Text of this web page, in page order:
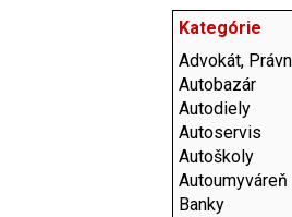
Kategórie
Advokát,
Autobazár
Autodiely
Autoservis
Autoškoly
Autoumyváreň
Banky